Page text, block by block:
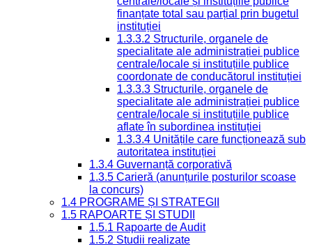
finanțate total sau parțial prin bugetul
instituției
1.3.3.2 Structurile, organele de
specialitate ale administrației publice
centrale/locale și instituțiile publice
coordonate de conducătorul instituției
1.3.3.3 Structurile, organele de
specialitate ale administrației publice
centrale/locale și instituțiile publice
aflate în subordinea instituției
1.3.3.4 Unitățile care funcționează sub
autoritatea instituției
1.3.4 Guvernanță corporativă
1.3.5 Carieră (anunțurile posturilor scoase
la concurs)
1.4 PROGRAME ȘI STRATEGII
1.5 RAPOARTE ȘI STUDII
1.5.1 Rapoarte de Audit
1.5.2 Studii realizate